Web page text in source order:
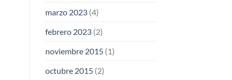
marzo 2023(4)
febrero 2023(2)
noviembre 2015(1)
octubre 2015(2)